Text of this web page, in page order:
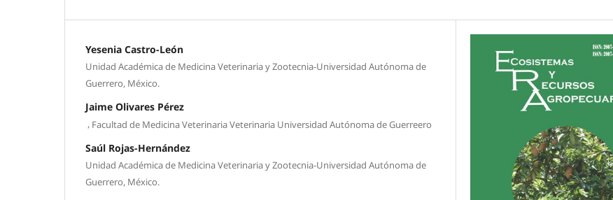
Yesenia Castro-León
Unidad Académica de Medicina Veterinaria y Zootecnia-Universidad Autónoma de
Guerrero, México.
Jaime Olivares Pérez
, Facultad de Medicina Veterinaria Veterinaria Universidad Autónoma de Guerreero
Saúl Rojas-Hernández
Unidad Académica de Medicina Veterinaria y Zootecnia-Universidad Autónoma de
Guerrero, México.